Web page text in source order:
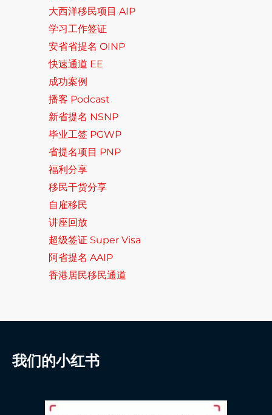
大西洋移民项目 AIP
学习工作签证
安省省提名 OINP
快速通道 EE
成功案例
播客 Podcast
新省提名 NSNP
毕业工签 PGWP
省提名项目 PNP
福利分享
移民干货分享
自雇移民
讲座回放
超级签证 Super Visa
阿省提名 AAIP
香港居民移民通道
我们的小红书